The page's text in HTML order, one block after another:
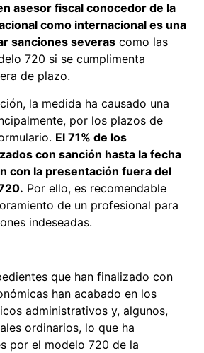
asesor fiscal conocedor de la
como internacional es una
sanciones severas como las
720 si se cumplimenta
de plazo.
la medida ha causado una
por los plazos de
El 71% de los
con sanción hasta la fecha
con la presentación fuera del
Por ello, es recomendable
de un profesional para
indeseadas.
que han finalizado con
han acabado en los
administrativos y, algunos,
ordinarios, lo que ha
por el modelo 720 de la